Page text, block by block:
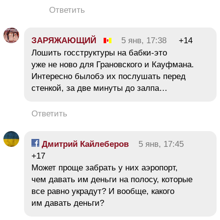
Ответить
ЗАРЯЖАЮЩИЙ 5 янв, 17:38
+14
Лошить госструктуры на бабки-это
уже не ново для Грановского и Кауфмана.
Интересно былобэ их послушать перед
стенкой, за две минуты до залпа…
Ответить
Дмитрий Кайлеберов
5 янв, 17:45
+17
Может проще забрать у них аэропорт,
чем давать им деньги на полосу, которые
все равно украдут? И вообще, какого
им давать деньги?